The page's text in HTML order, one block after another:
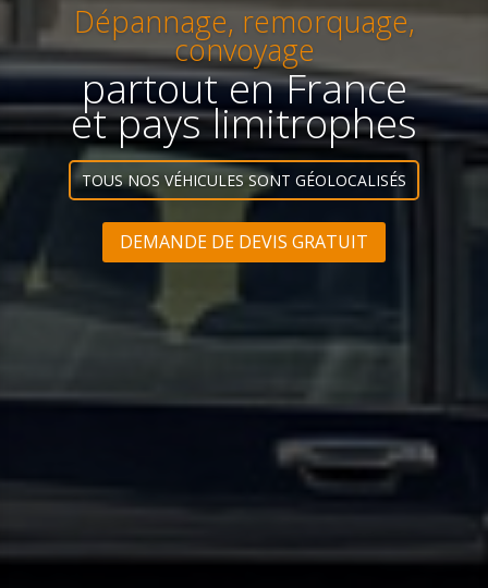
Dépannage, remorquage,
convoyage
partout en France
et pays limitrophes
TOUS NOS VÉHICULES SONT GÉOLOCALISÉS
DEMANDE DE DEVIS GRATUIT